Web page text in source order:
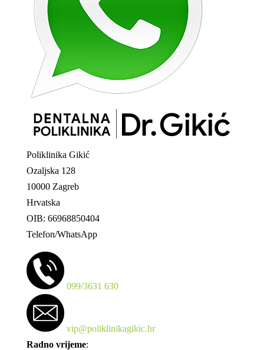
Poliklinika Gikić
Ozaljska 128
10000 Zagreb
Hrvatska
OIB: 66968850404
Telefon/WhatsApp
099/3631 630
vip@poliklinikagikic.hr
Radno vrijeme: